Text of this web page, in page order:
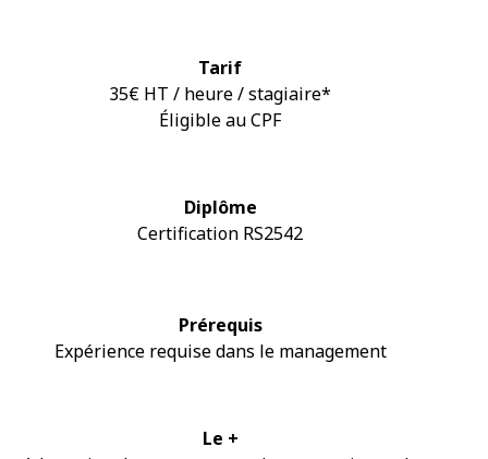
Tarif
35€ HT / heure / stagiaire*
Éligible au CPF
Diplôme
Certification RS2542
Prérequis
Expérience requise dans le management
Le +